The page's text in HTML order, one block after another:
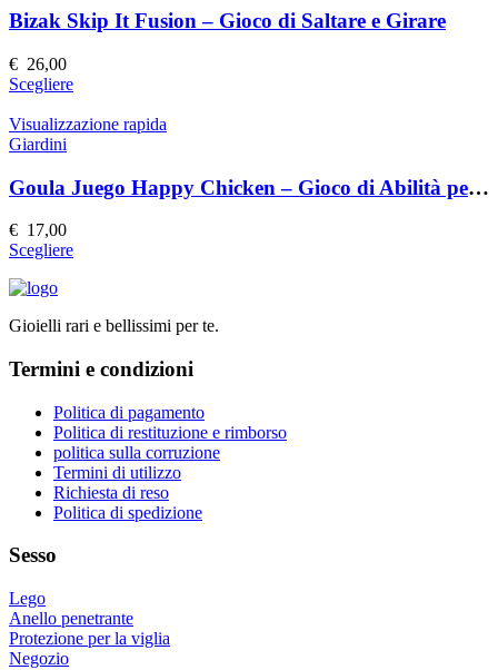
prodotto
Le
opzioni
scelte
nella
pagina
prodotto
Bizak Skip It Fusion – Gioco di Saltare e Girare
€ 26,00
ScegliereQuesto
ha
Le
opzioni
scelte
del
Visualizzazione rapida
Giardini
Goula Juego Happy Chicken – Gioco di Abilità per Bambini
€ 17,00
ScegliereQuesto
varianti.
opzioni
essere
scelte
nella
pagina
del
prodotto
Gioielli rari e bellissimi per te.
Termini e condizioni
Politica di pagamento
Politica di restituzione e rimborso
politica sulla corruzione
Termini di utilizzo
Richiesta di reso
Politica di spedizione
Sesso
Lego
Anello penetrante
Protezione per la viglia
Negozio